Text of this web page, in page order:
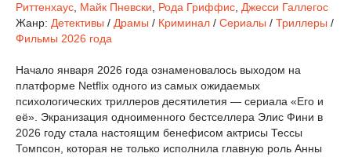
Риттенхаус Майк Пневски Рода Гриффис Джесси Галлегос
Жанр: Детективы / Драмы / Криминал / Сериалы / Триллеры /
Фильмы 2026 года
Начало января 2026 года ознаменовалось выходом на
платформе Netflix одного из самых ожидаемых
психологических триллеров десятилетия — сериала «Его и
её». Экранизация одноименного бестселлера Элис Фини в
2026 году стала настоящим бенефисом актрисы Тессы
Томпсон, которая не только исполнила главную роль Анны